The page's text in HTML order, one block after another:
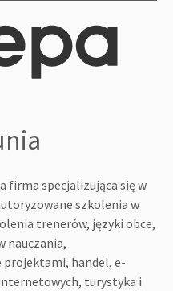
firma specjalizująca się w
szkolenia w
trenerów, języki obce,
nauczania,
projektami, handel, e-
turystyka i